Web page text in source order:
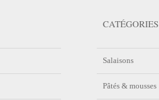
CATÉGORIES
Salaisons
Pâtés & mousses